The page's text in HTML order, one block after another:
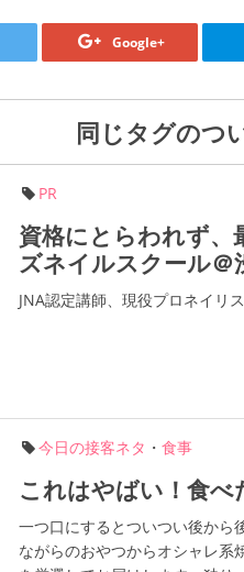
Google+
同じタグのつ
PR
資格にとらわれず
ズネイルスクール＠
JNA認定講師、現役プロネイリ
今日の接客ネタ ・ 食事
これはやばい！食
一つ口にするとついつい後から
ながらのおやつからオシャレ系